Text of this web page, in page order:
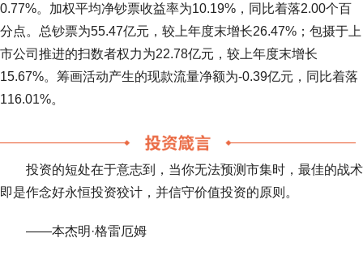
0.77%。加权平均净钞票收益率为10.19%，同比着落2.00个百
分点。总钞票为55.47亿元，较上年度末增长26.47%；包摄于上
市公司推进的扫数者权力为22.78亿元，较上年度末增长
15.67%。筹画活动产生的现款流量净额为-0.39亿元，同比着落
116.01%。
投资的短处在于意志到，当你无法预测市集时，最佳的战术
即是作念好永恒投资狡计，并信守价值投资的原则。
——本杰明·格雷厄姆